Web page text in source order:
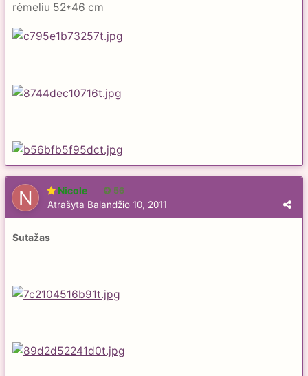
rėmeliu 52*46 cm
Nicole 56
Atrašyta Balandžio 10, 2011
Sutažas